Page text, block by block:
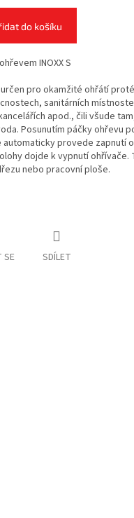
do košíku
INOXX S
pro okamžité ohřátí
sanitárních
apod., čili všude
Posunutím páčky ohřevu
provede zapnutí
dojde k vypnutí ohřívače.
nebo pracovní ploše.
SE SDÍLET